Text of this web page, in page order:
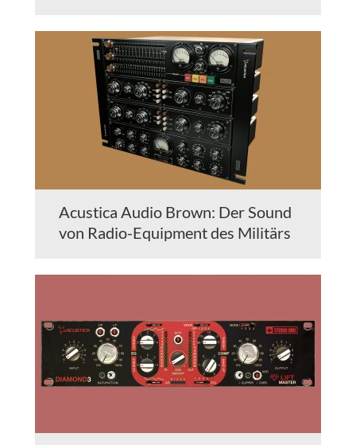
Acustica Audio Brown: Der Sound
von Radio-Equipment des Militärs